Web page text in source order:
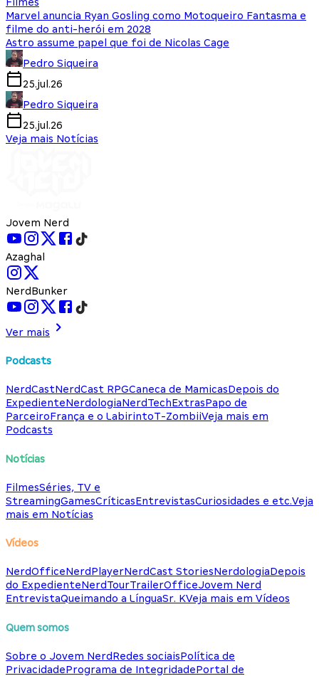
Marvel anuncia Ryan Gosling como Motoqueiro Fantasma e
filme do anti-herói em 2028
Astro assume papel que foi de Nicolas Cage
Pedro Siqueira
25.jul.26
Pedro Siqueira
25.jul.26
Veja mais Notícias
Jovem Nerd
Azaghal
NerdBunker
Ver mais
Podcasts
NerdCastNerdCast RPGCaneca de MamicasDepois do
ExpedienteNerdologiaNerdTechExtrasPapo de
ParceiroFrança e o LabirintoT-ZombiiVeja mais em
Podcasts
Notícias
FilmesSéries, TV e
StreamingGamesCríticasEntrevistasCuriosidades e etc.Veja
mais em Notícias
Vídeos
NerdOfficeNerdPlayerNerdCast StoriesNerdologiaDepois
do ExpedienteNerdTourTrailerOfficeJovem Nerd
EntrevistaQueimando a LínguaSr. KVeja mais em Vídeos
Quem somos
Sobre o Jovem NerdRedes sociaisPolítica de
PrivacidadePrograma de IntegridadePortal de